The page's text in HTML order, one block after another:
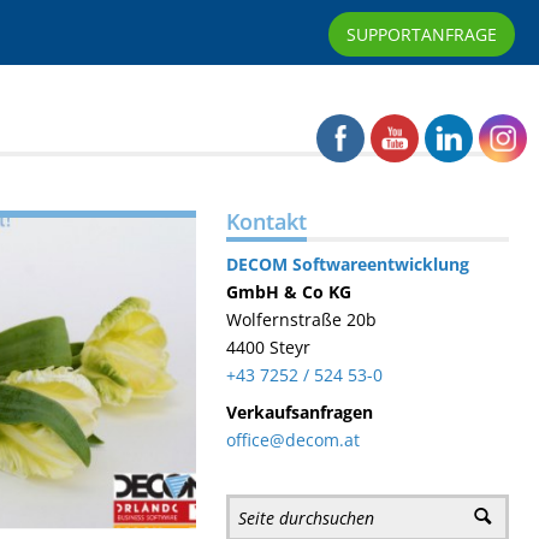
SUPPORTANFRAGE
Kontakt
DECOM Softwareentwicklung
GmbH & Co KG
Wolfernstraße 20b
4400 Steyr
+43 7252 / 524 53-0
Verkaufsanfragen
office@decom.at